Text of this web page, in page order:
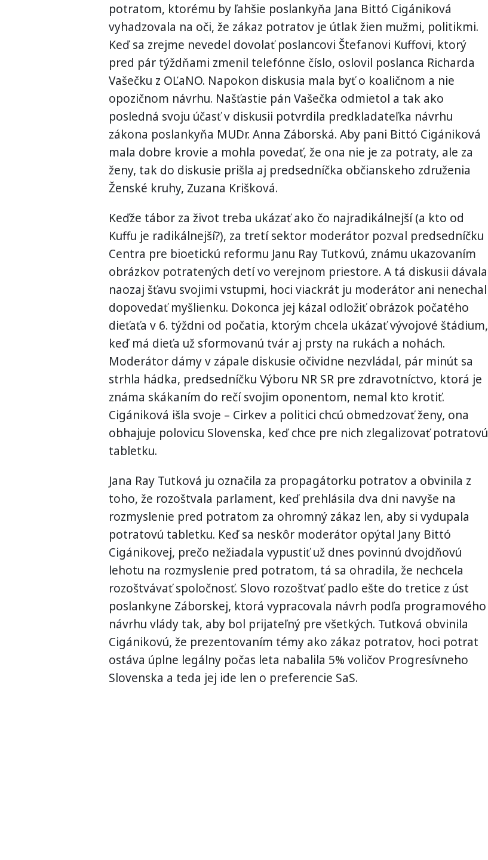
potratom, ktorému by ľahšie poslankyňa Jana Bittó Cigániková
vyhadzovala na oči, že zákaz potratov je útlak žien mužmi, politikmi.
Keď sa zrejme nevedel dovolať poslancovi Štefanovi Kuffovi, ktorý
pred pár týždňami zmenil telefónne číslo, oslovil poslanca Richarda
Vašečku z OĽaNO. Napokon diskusia mala byť o koaličnom a nie
opozičnom návrhu. Našťastie pán Vašečka odmietol a tak ako
posledná svoju účasť v diskusii potvrdila predkladateľka návrhu
zákona poslankyňa MUDr. Anna Záborská. Aby pani Bittó Cigániková
mala dobre krovie a mohla povedať, že ona nie je za potraty, ale za
ženy, tak do diskusie prišla aj predsedníčka občianskeho združenia
Ženské kruhy, Zuzana Krišková.
Keďže tábor za život treba ukázať ako čo najradikálnejší (a kto od
Kuffu je radikálnejší?), za tretí sektor moderátor pozval predsedníčku
Centra pre bioetickú reformu Janu Ray Tutkovú, známu ukazovaním
obrázkov potratených detí vo verejnom priestore. A tá diskusii dávala
naozaj šťavu svojimi vstupmi, hoci viackrát ju moderátor ani nenechal
dopovedať myšlienku. Dokonca jej kázal odložiť obrázok počatého
dieťaťa v 6. týždni od počatia, ktorým chcela ukázať vývojové štádium,
keď má dieťa už sformovanú tvár aj prsty na rukách a nohách.
Moderátor dámy v zápale diskusie očividne nezvládal, pár minút sa
strhla hádka, predsedníčku Výboru NR SR pre zdravotníctvo, ktorá je
známa skákaním do rečí svojim oponentom, nemal kto krotiť.
Cigániková išla svoje – Cirkev a politici chcú obmedzovať ženy, ona
obhajuje polovicu Slovenska, keď chce pre nich zlegalizovať potratovú
tabletku.
Jana Ray Tutková ju označila za propagátorku potratov a obvinila z
toho, že rozoštvala parlament, keď prehlásila dva dni navyše na
rozmyslenie pred potratom za ohromný zákaz len, aby si vydupala
potratovú tabletku. Keď sa neskôr moderátor opýtal Jany Bittó
Cigánikovej, prečo nežiadala vypustiť už dnes povinnú dvojdňovú
lehotu na rozmyslenie pred potratom, tá sa ohradila, že nechcela
rozoštvávať spoločnosť. Slovo rozoštvať padlo ešte do tretice z úst
poslankyne Záborskej, ktorá vypracovala návrh podľa programového
návrhu vlády tak, aby bol prijateľný pre všetkých. Tutková obvinila
Cigánikovú, že prezentovaním témy ako zákaz potratov, hoci potrat
ostáva úplne legálny počas leta nabalila 5% voličov Progresívneho
Slovenska a teda jej ide len o preferencie SaS.